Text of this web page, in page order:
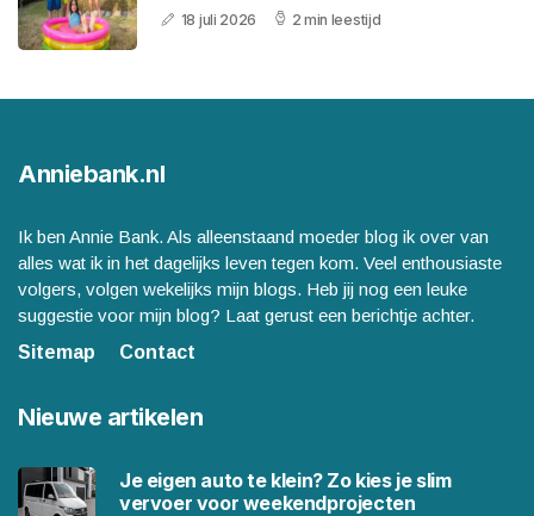
18 juli 2026 2 min leestijd
Anniebank.nl
Ik ben Annie Bank. Als alleenstaand moeder blog ik over van
alles wat ik in het dagelijks leven tegen kom. Veel enthousiaste
volgers, volgen wekelijks mijn blogs. Heb jij nog een leuke
suggestie voor mijn blog? Laat gerust een berichtje achter.
Sitemap
Contact
Nieuwe artikelen
Je eigen auto te klein? Zo kies je slim
vervoer voor weekendprojecten